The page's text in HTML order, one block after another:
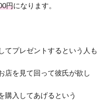
円になります。
てプレゼントするという人も
店を見て回って彼氏が欲し
購入してあげるという